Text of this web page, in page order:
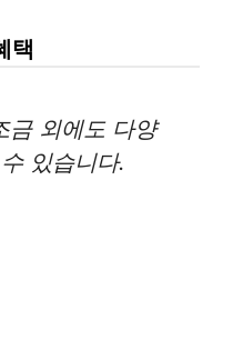
택
금 외에도 다양
있습니다.